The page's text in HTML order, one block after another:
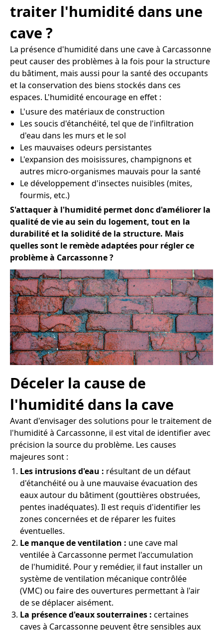
traiter l'humidité dans une
cave ?
La présence d'humidité dans une cave à Carcassonne
peut causer des problèmes à la fois pour la structure
du bâtiment, mais aussi pour la santé des occupants
et la conservation des biens stockés dans ces
espaces. L'humidité encourage en effet :
L'usure des matériaux de construction
Les soucis d'étanchéité, tel que de l'infiltration
d'eau dans les murs et le sol
Les mauvaises odeurs persistantes
L'expansion des moisissures, champignons et
autres micro-organismes mauvais pour la santé
Le développement d'insectes nuisibles (mites,
fourmis, etc.)
S'attaquer à l'humidité permet donc d'améliorer la
qualité de vie au sein du logement, tout en la
durabilité et la solidité de la structure. Mais
quelles sont le remède adaptées pour régler ce
problème à Carcassonne ?
Déceler la cause de
l'humidité dans la cave
Avant d'envisager des solutions pour le traitement de
l'humidité à Carcassonne, il est vital de identifier avec
précision la source du problème. Les causes
majeures sont :
Les intrusions d'eau : résultant de un défaut
d'étanchéité ou à une mauvaise évacuation des
eaux autour du bâtiment (gouttières obstruées,
pentes inadéquates). Il est requis d'identifier les
zones concernées et de réparer les fuites
éventuelles.
Le manque de ventilation : une cave mal
ventilée à Carcassonne permet l'accumulation
de l'humidité. Pour y remédier, il faut installer un
système de ventilation mécanique contrôlée
(VMC) ou faire des ouvertures permettant à l'air
de se déplacer aisément.
La présence d'eaux souterraines : certaines
caves à Carcassonne peuvent être sensibles aux